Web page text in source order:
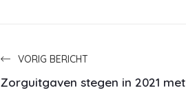
VORIG BERICHT
Zorguitgaven stegen in 2021